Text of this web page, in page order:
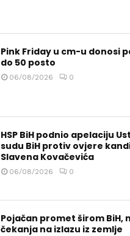
Pink Friday u cm-u donosi
do 50 posto
06/08/2026 0
HSP BiH podnio apelaciju
sudu BiH protiv ovjere
Slavena Kovačevića
06/08/2026 0
Pojačan promet širom BiH,
čekanja na izlazu iz zemlje